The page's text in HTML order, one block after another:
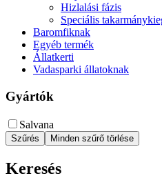
Hizlalási fázis
Speciális
Baromfiknak
Egyéb termék
Állatkerti
Vadasparki állatoknak
Gyártók
Salvana
Szűrés Minden szűrő törlése
Keresés